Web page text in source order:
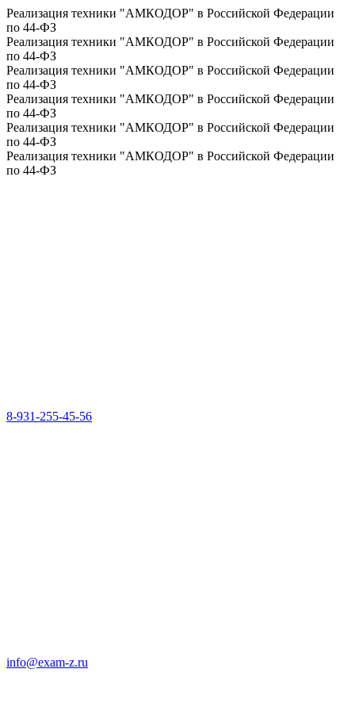
Реализация техники "АМКОДОР" в Российской Федерации
по 44-ФЗ
Реализация техники "АМКОДОР" в Российской Федерации
по 44-ФЗ
Реализация техники "АМКОДОР" в Российской Федерации
по 44-ФЗ
Реализация техники "АМКОДОР" в Российской Федерации
по 44-ФЗ
Реализация техники "АМКОДОР" в Российской Федерации
по 44-ФЗ
Реализация техники "АМКОДОР" в Российской Федерации
по 44-ФЗ
8-931-255-45-56
info@exam-z.ru